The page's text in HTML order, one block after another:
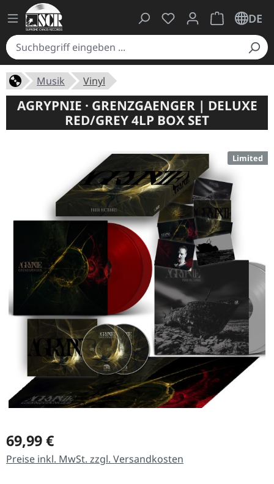
Du hast 0 Produkte
Warenkorb
DE
Musik Vinyl
AGRYPNIE · GRENZGAENGER | DELUXE
RED/GREY 4LP BOX SET
Limited
Regulärer Preis:
69,99 €
Preise inkl. MwSt. zzgl. Versandkosten